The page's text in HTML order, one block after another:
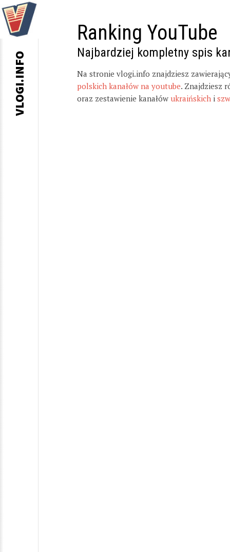
Ranking YouTube
Najbardziej kompletny spis
Na stronie vlogi.info znajdziesz
polskich kanałów na youtube. Znajdziesz
oraz zestawienie kanałów ukraińskich i
VLOGI.INFO